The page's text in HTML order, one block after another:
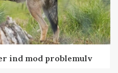
ind mod problemulv